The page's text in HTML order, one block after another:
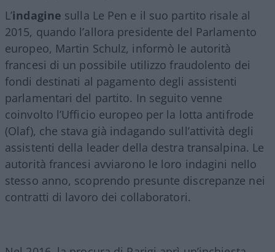
L’indagine sulla Le Pen e il suo partito risale al
2015, quando l’allora presidente del Parlamento
europeo, Martin Schulz, informò le autorità
francesi di un possibile utilizzo fraudolento dei
fondi destinati al pagamento degli assistenti
parlamentari del partito. In seguito venne
coinvolto l’Ufficio europeo per la lotta antifrode
(Olaf), che stava già indagando sull’attività degli
assistenti della leader della destra transalpina. Le
autorità francesi avviarono le loro indagini nello
stesso anno, scoprendo presunte discrepanze nei
contratti di lavoro dei collaboratori.